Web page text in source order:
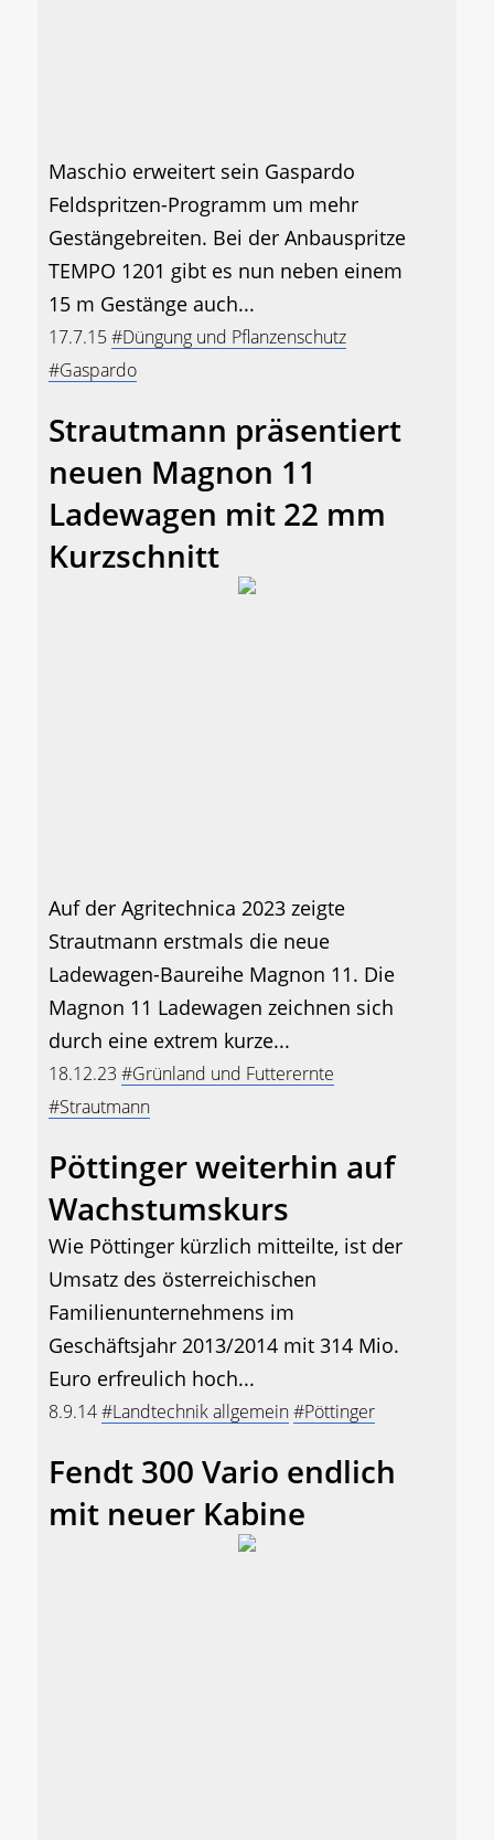
Maschio erweitert sein Gaspardo
Feldspritzen-Programm um mehr
Gestängebreiten. Bei der Anbauspritze
TEMPO 1201 gibt es nun neben einem
15 m Gestänge auch...
17.7.15#Düngung und Pflanzenschutz
#Gaspardo
Strautmann präsentiert
neuen Magnon 11
Ladewagen mit 22 mm
Kurzschnitt
Auf der Agritechnica 2023 zeigte
Strautmann erstmals die neue
Ladewagen-Baureihe Magnon 11. Die
Magnon 11 Ladewagen zeichnen sich
durch eine extrem kurze...
18.12.23 #Grünland und Futterernte
#Strautmann
Pöttinger weiterhin auf
Wachstumskurs
Wie Pöttinger kürzlich mitteilte, ist der
Umsatz des österreichischen
Familienunternehmens im
Geschäftsjahr 2013/2014 mit 314 Mio.
Euro erfreulich hoch...
8.9.14#Landtechnik allgemein#Pöttinger
Fendt 300 Vario endlich
mit neuer Kabine